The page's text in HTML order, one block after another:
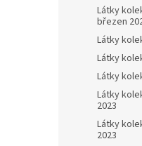
Látky
březen
Látky
Látky
Látky
Látky
2023
Látky
2023